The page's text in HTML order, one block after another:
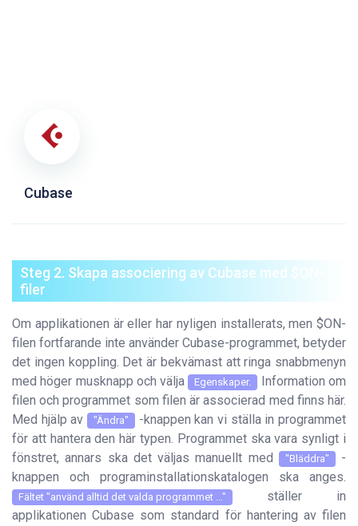
Cubase
Steg 2. Skapa associering av Cubase med $ON-
filer
Om applikationen är eller har nyligen installerats, men $ON-
filen fortfarande inte använder Cubase-programmet, betyder
det ingen koppling. Det är bekvämast att ringa snabbmenyn
med höger musknapp och välja Egenskaper.
Information om
filen och programmet som filen är associerad med finns här.
Med hjälp av
"Ändra"
-knappen kan vi ställa in programmet
för att hantera den här typen. Programmet ska vara synligt i
fönstret, annars ska det väljas manuellt med
"Bläddra" -
knappen och programinstallationskatalogen ska anges.
Fältet "använd alltid det valda programmet ..."
ställer in
applikationen Cubase som standard för hantering av filen